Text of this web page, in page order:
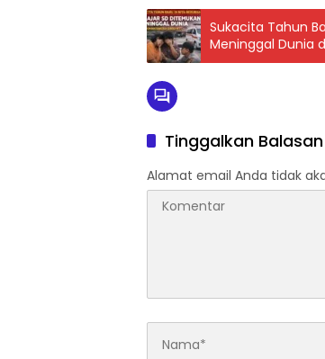
Sukacita Tahun
Meninggal Dunia
Tinggalkan Balasan
Alamat email Anda tidak